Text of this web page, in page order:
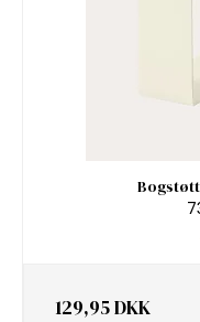
129,95 DKK